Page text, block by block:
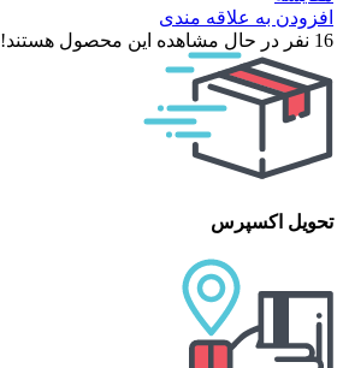
افزودن به علاقه مندی
16 نفر در حال مشاهده این محصول هستند!
تحویل اکسپرس